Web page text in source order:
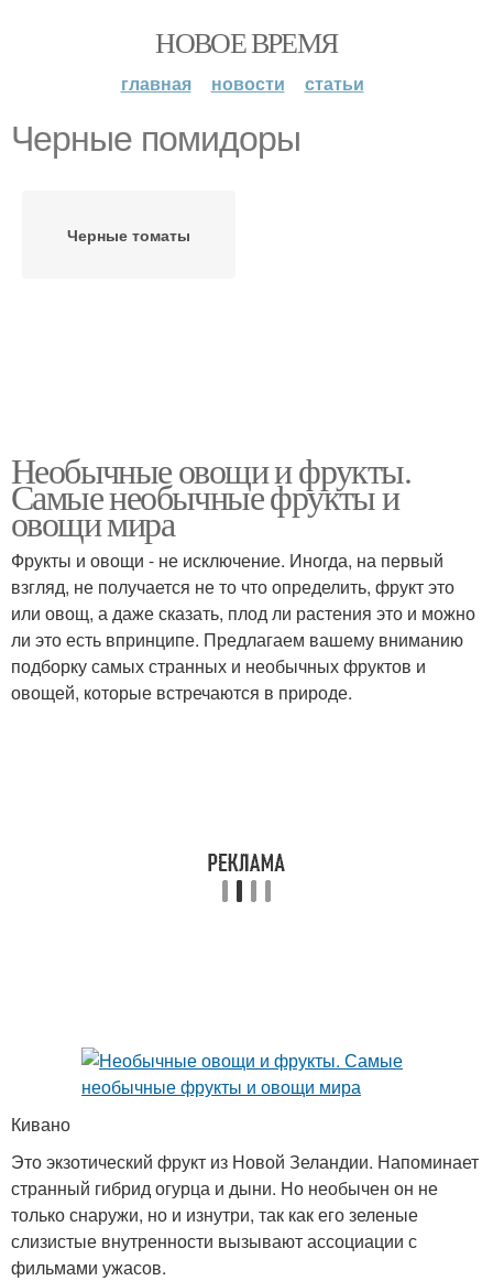
НОВОЕ ВРЕМЯ
главная новости статьи
Черные помидоры
Черные томаты
Необычные овощи и фрукты.
Самые необычные фрукты и
овощи мира
Фрукты и овощи - не исключение. Иногда, на первый
взгляд, не получается не то что определить, фрукт это
или овощ, а даже сказать, плод ли растения это и можно
ли это есть впринципе. Предлагаем вашему вниманию
подборку самых странных и необычных фруктов и
овощей, которые встречаются в природе.
Кивано
Это экзотический фрукт из Новой Зеландии. Напоминает
странный гибрид огурца и дыни. Но необычен он не
только снаружи, но и изнутри, так как его зеленые
слизистые внутренности вызывают ассоциации с
фильмами ужасов.